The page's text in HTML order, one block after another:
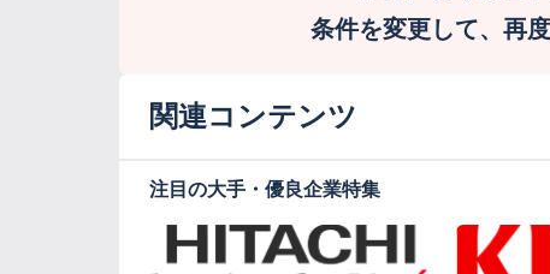
条件を変更して、再
関連コンテンツ
注目の大手・優良企業特集